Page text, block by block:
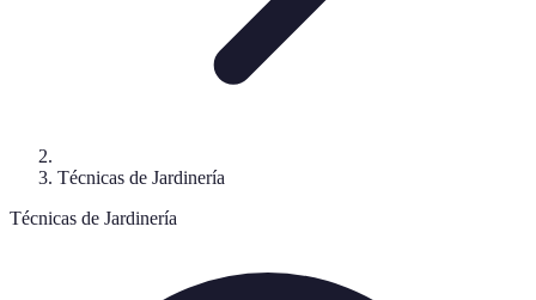
Técnicas de Jardinería
Técnicas de Jardinería